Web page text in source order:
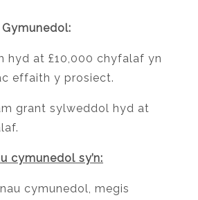
hyd at £10,000 chyfalaf yn
effaith y prosiect.
grant sylweddol hyd at
cymunedol sy’n:
cymunedol, megis